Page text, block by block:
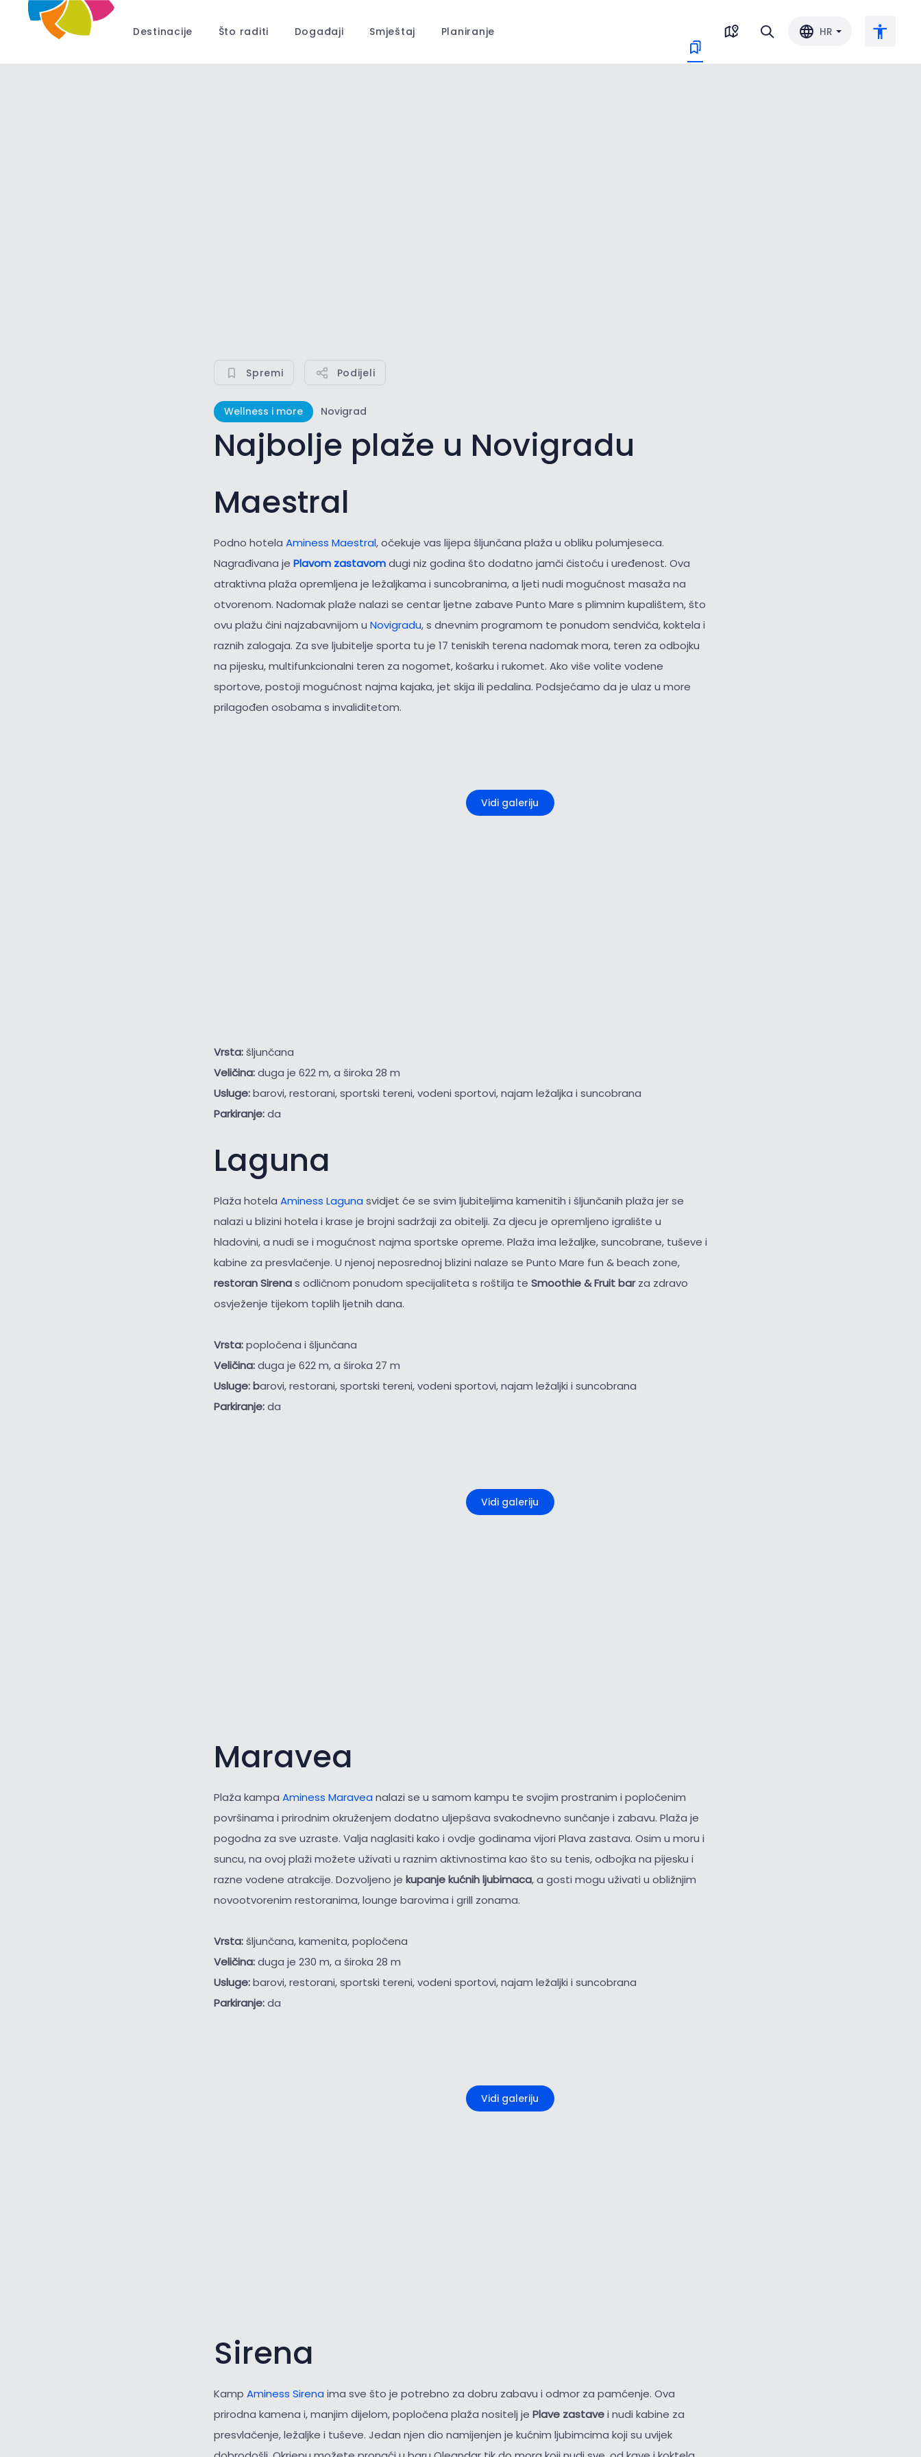
Destinacije Što raditi Događaji Smještaj Planiranje HR
Spremi Podijeli
Wellness i more Novigrad
Najbolje plaže u Novigradu
Maestral
Podno hotela Aminess Maestral, očekuje vas lijepa šljunčana plaža u obliku polumjeseca.
Nagrađivana je Plavom zastavomdugi niz godina što dodatno jamči čistoću i uređenost. Ova
atraktivna plaža opremljena je ležaljkama i suncobranima, a ljeti nudi mogućnost masaža na
otvorenom. Nadomak plaže nalazi se centar ljetne zabave Punto Mare s plimnim kupalištem, što
ovu plažu čini najzabavnijom u Novigradu, s dnevnim programom te ponudom sendviča, koktela i
raznih zalogaja. Za sve ljubitelje sporta tu je 17 teniskih terena nadomak mora, teren za odbojku
na pijesku, multifunkcionalni teren za nogomet, košarku i rukomet. Ako više volite vodene
sportove, postoji mogućnost najma kajaka, jet skija ili pedalina. Podsjećamo da je ulaz u more
prilagođen osobama s invaliditetom.
Vidi galeriju
Vrsta:šljunčana
Veličina:duga je 622 m, a široka 28 m
Usluge:barovi, restorani, sportski tereni, vodeni sportovi, najam ležaljka i suncobrana
Parkiranje:da
Laguna
Plaža hotela Aminess Laguna svidjet će se svim ljubiteljima kamenitih i šljunčanih plaža jer se
nalazi u blizini hotela i krase je brojni sadržaji za obitelji. Za djecu je opremljeno igralište u
hladovini, a nudi se i mogućnost najma sportske opreme. Plaža ima ležaljke, suncobrane, tuševe i
kabine za presvlačenje. U njenoj neposrednoj blizini nalaze se Punto Mare fun & beach zone,
restoran Sirenas odličnom ponudom specijaliteta s roštilja te Smoothie & Fruit barza zdravo
osvježenje tijekom toplih ljetnih dana.
Vrsta:popločena i šljunčana
Veličina:duga je 622 m, a široka 27 m
Usluge: barovi, restorani, sportski tereni, vodeni sportovi, najam ležaljki i suncobrana
Parkiranje:da
Vidi galeriju
Maravea
Plaža kampa Aminess Maravea nalazi se u samom kampu te svojim prostranim i popločenim
površinama i prirodnim okruženjem dodatno uljepšava svakodnevno sunčanje i zabavu. Plaža je
pogodna za sve uzraste. Valja naglasiti kako i ovdje godinama vijori Plava zastava. Osim u moru i
suncu, na ovoj plaži možete uživati u raznim aktivnostima kao što su tenis, odbojka na pijesku i
razne vodene atrakcije. Dozvoljeno je kupanje kućnih ljubimaca, a gosti mogu uživati u obližnjim
novootvorenim restoranima, lounge barovima i grill zonama.
Vrsta:šljunčana, kamenita, popločena
Veličina:duga je 230 m, a široka 28 m
Usluge:barovi, restorani, sportski tereni, vodeni sportovi, najam ležaljki i suncobrana
Parkiranje:da
Vidi galeriju
Sirena
Kamp Aminess Sirena ima sve što je potrebno za dobru zabavu i odmor za pamćenje. Ova
prirodna kamena i, manjim dijelom, popločena plaža nositelj je Plave zastavei nudi kabine za
presvlačenje, ležaljke i tuševe. Jedan njen dio namijenjen je kućnim ljubimcima koji su uvijek